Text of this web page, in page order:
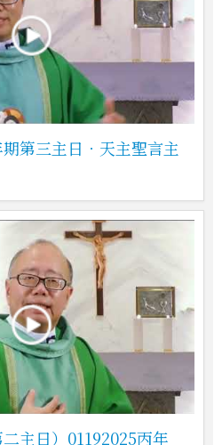
第三主日．天主聖言主
主日）01192025丙年